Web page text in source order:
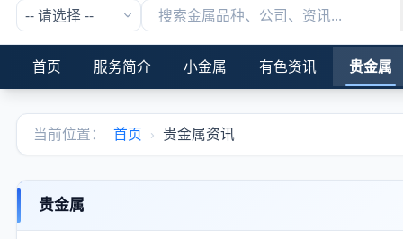
首页 服务简介 小金属 有色资讯 贵金属
当前位置： 首页 › 贵金属资讯
贵金属